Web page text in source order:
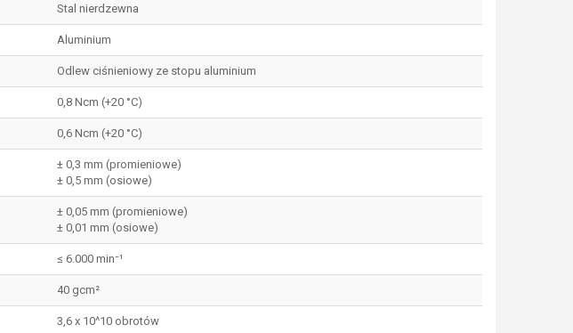
Stal nierdzewna
Aluminium
Odlew ciśnieniowy ze stopu aluminium
0,8 Ncm (+20 °C)
0,6 Ncm (+20 °C)
± 0,3 mm (promieniowe)
± 0,5 mm (osiowe)
± 0,05 mm (promieniowe)
± 0,01 mm (osiowe)
≤ 6.000 min⁻¹
40 gcm²
3,6 x 10^10 obrotów